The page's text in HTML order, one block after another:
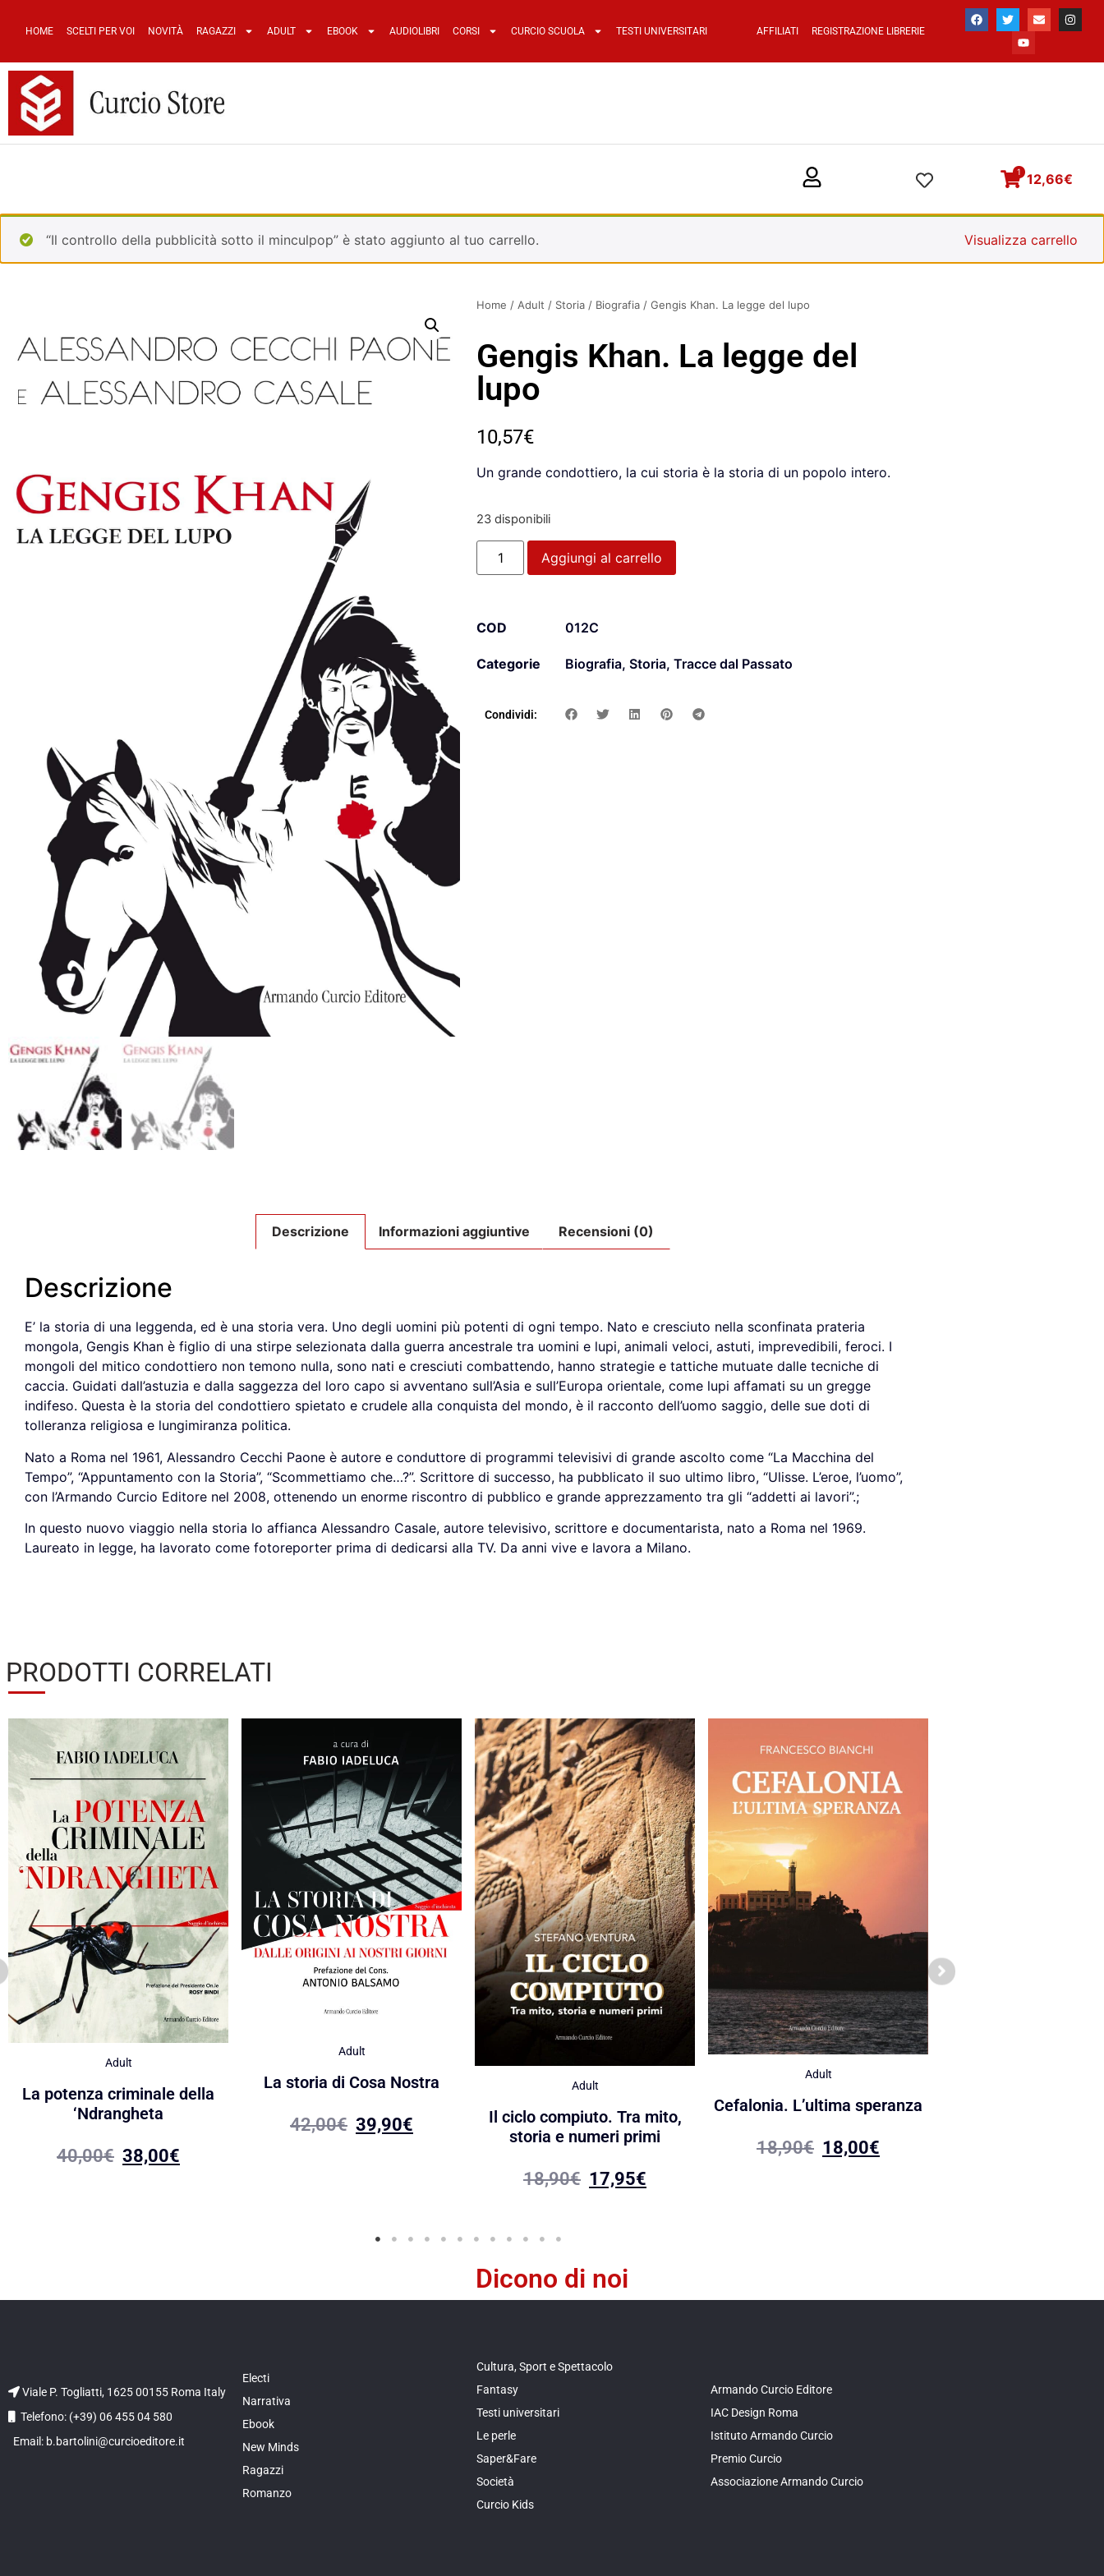
HOME SCELTI PER VOI NOVITÀ RAGAZZI ADULT EBOOK AUDIOLIBRI CORSI CURCIO SCUOLA TESTI UNIVERSITARI AFFILIATI REGISTRAZIONE LIBRERIE
12,66€
1
“Il controllo della pubblicità sotto il minculpop” è stato aggiunto al tuo carrello. Visualizza carrello
Home / Adult / Storia / Biografia / Gengis Khan. La legge del lupo
Gengis Khan. La legge del
lupo
10,57€
Un grande condottiero, la cui storia è la storia di un popolo intero.
23 disponibili
Aggiungi al carrello
COD 012C
Categorie Biografia, Storia, Tracce dal Passato
Condividi:
Descrizione Informazioni aggiuntive Recensioni (0)
Descrizione
E’ la storia di una leggenda, ed è una storia vera. Uno degli uomini più potenti di ogni tempo. Nato e cresciuto nella sconfinata prateria
mongola, Gengis Khan è figlio di una stirpe selezionata dalla guerra ancestrale tra uomini e lupi, animali veloci, astuti, imprevedibili, feroci. I
mongoli del mitico condottiero non temono nulla, sono nati e cresciuti combattendo, hanno strategie e tattiche mutuate dalle tecniche di
caccia. Guidati dall’astuzia e dalla saggezza del loro capo si avventano sull’Asia e sull’Europa orientale, come lupi affamati su un gregge
indifeso. Questa è la storia del condottiero spietato e crudele alla conquista del mondo, è il racconto dell’uomo saggio, delle sue doti di
tolleranza religiosa e lungimiranza politica.
Nato a Roma nel 1961, Alessandro Cecchi Paone è autore e conduttore di programmi televisivi di grande ascolto come “La Macchina del
Tempo”, “Appuntamento con la Storia”, “Scommettiamo che…?”. Scrittore di successo, ha pubblicato il suo ultimo libro, “Ulisse. L’eroe, l’uomo”,
con l’Armando Curcio Editore nel 2008, ottenendo un enorme riscontro di pubblico e grande apprezzamento tra gli “addetti ai lavori”.;
In questo nuovo viaggio nella storia lo affianca Alessandro Casale, autore televisivo, scrittore e documentarista, nato a Roma nel 1969.
Laureato in legge, ha lavorato come fotoreporter prima di dedicarsi alla TV. Da anni vive e lavora a Milano.
PRODOTTI CORRELATI
Adult
La potenza criminale della
‘Ndrangheta
40,00€ 38,00€
Adult
La storia di Cosa Nostra
42,00€ 39,90€
Adult
Il ciclo compiuto. Tra mito,
storia e numeri primi
18,90€ 17,95€
Adult
Cefalonia. L’ultima speranza
18,90€ 18,00€
Dicono di noi
Viale P. Togliatti, 1625 00155 Roma Italy
Telefono: (+39) 06 455 04 580
Email: b.bartolini@curcioeditore.it
Electi
Narrativa
Ebook
New Minds
Ragazzi
Romanzo
Cultura, Sport e Spettacolo
Fantasy
Testi universitari
Le perle
Saper&Fare
Società
Curcio Kids
Armando Curcio Editore
IAC Design Roma
Istituto Armando Curcio
Premio Curcio
Associazione Armando Curcio